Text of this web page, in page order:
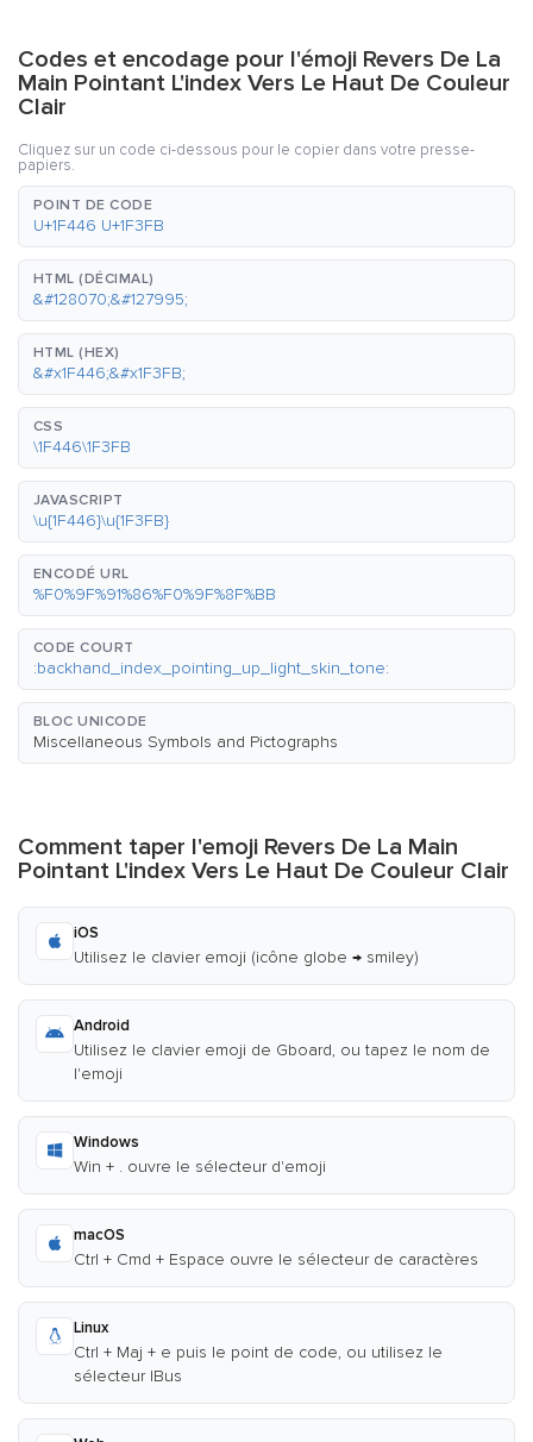
Codes et encodage pour l'émoji Revers De La
Main Pointant L'index Vers Le Haut De Couleur
Clair
Cliquez sur un code ci-dessous pour le copier dans votre presse-
papiers.
POINT DE CODE
U+1F446 U+1F3FB
HTML (DÉCIMAL)
&#128070;&#127995;
HTML (HEX)
&#x1F446;&#x1F3FB;
CSS
\1F446\1F3FB
JAVASCRIPT
\u{1F446}\u{1F3FB}
ENCODÉ URL
%F0%9F%91%86%F0%9F%8F%BB
CODE COURT
:backhand_index_pointing_up_light_skin_tone:
BLOC UNICODE
Miscellaneous Symbols and Pictographs
Comment taper l'emoji Revers De La Main
Pointant L'index Vers Le Haut De Couleur Clair
iOS
Utilisez le clavier emoji (icône globe → smiley)
Android
Utilisez le clavier emoji de Gboard, ou tapez le nom de
l'emoji
Windows
Win + . ouvre le sélecteur d'emoji
macOS
Ctrl + Cmd + Espace ouvre le sélecteur de caractères
Linux
Ctrl + Maj + e puis le point de code, ou utilisez le
sélecteur IBus